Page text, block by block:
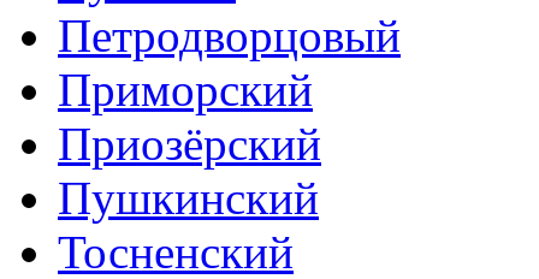
Петродворцовый
Приморский
Приозёрский
Пушкинский
Тосненский